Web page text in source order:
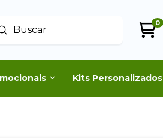
Enviar
0
Kits Personalizados